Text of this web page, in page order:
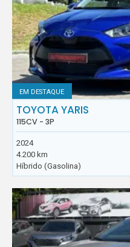
EM DESTAQUE
TOYOTA YARIS
115CV - 3P
2024
4.200 km
Híbrido (Gasolina)